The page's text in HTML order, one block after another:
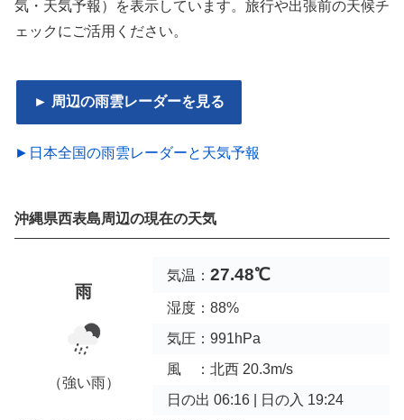
気・天気予報）を表示しています。旅行や出張前の天候チ
ェックにご活用ください。
► 周辺の雨雲レーダーを見る
►日本全国の雨雲レーダーと天気予報
沖縄県西表島周辺の現在の天気
雨
（強い雨）
気温： 27.48℃
湿度：88%
気圧：991hPa
風 ：北西 20.3m/s
日の出 06:16 | 日の入 19:24